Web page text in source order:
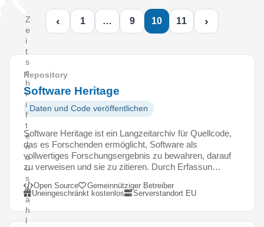
Z
e
i
t
s
c
h
r
i
f
t
e
n
a
u
s
w
a
h
l
‹ 1 … 9 10 11 ›
Repository
Software Heritage
Daten und Code veröffentlichen
Software Heritage ist ein Langzeitarchiv für Quellcode,
das es Forschenden ermöglicht, Software als
vollwertiges Forschungsergebnis zu bewahren, darauf
zu verweisen und sie zu zitieren. Durch Erfassun…
Open Source
Gemeinnütziger Betreiber
Uneingeschränkt kostenlos
Serverstandort EU